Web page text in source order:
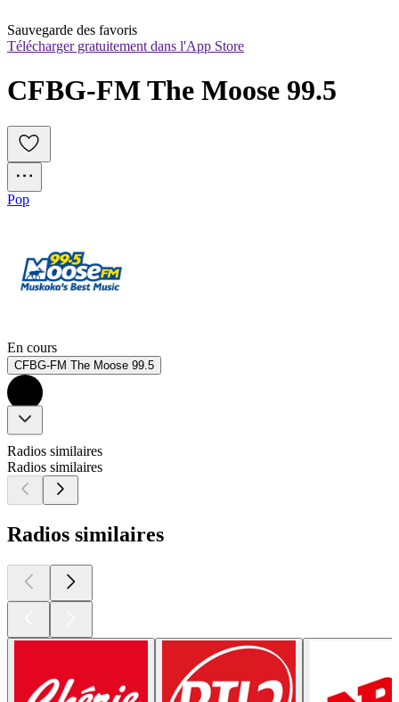
Sauvegarde des favoris
Télécharger gratuitement dans l'App Store
CFBG-FM The Moose 99.5
Pop
En cours
CFBG-FM The Moose 99.5
Radios similaires
Radios similaires
Radios similaires